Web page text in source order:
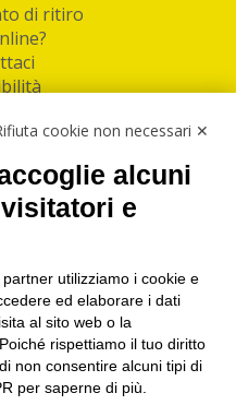
di ritiro
pacchi nelle
italiane
|Firenze| Genova
Varese
cookie non necessari ✕
alcuni
e
utilizziamo i cookie e
ed elaborare i dati
al sito web o la
rispettiamo il tuo diritto
non consentire alcuni tipi di
per saperne di più.